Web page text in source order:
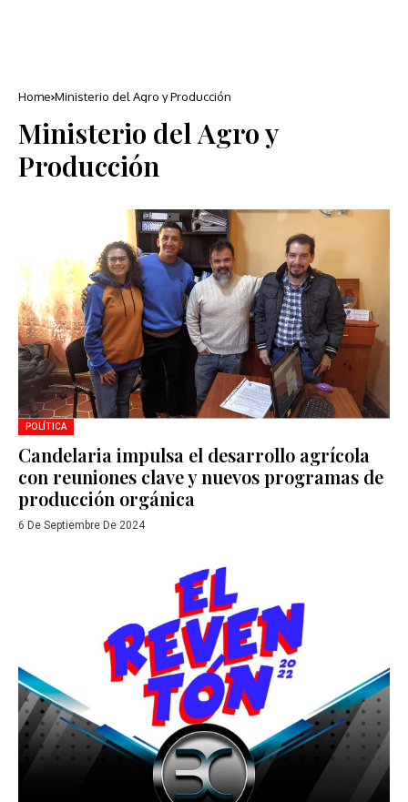
Home Ministerio del Agro y Producción
Ministerio del Agro y
Producción
POLÍTICA
Candelaria impulsa el desarrollo agrícola
con reuniones clave y nuevos programas de
producción orgánica
6 De Septiembre De 2024